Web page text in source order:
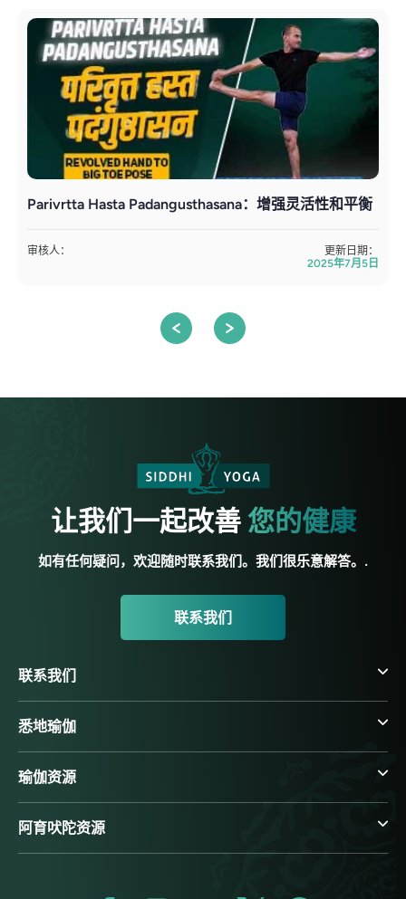
Parivrtta Hasta Padangusthasana：增强灵活性和平衡
审核人：
更新日期：
2025年7月5日
让我们一起改善 您的健康
如有任何疑问，欢迎随时联系我们。我们很乐意解答。.
联系我们
联系我们
悉地瑜伽
瑜伽资源
阿育吠陀资源